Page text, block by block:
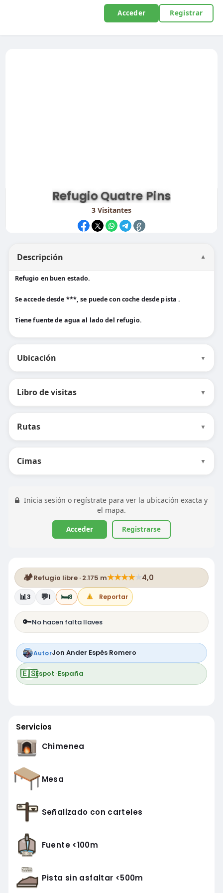
Acceder Registrar
Refugio Quatre Pins
3Visitantes
Descripción ▼
Refugio en buen estado.
Se accede desde ***, se puede con coche desde pista .
Tiene fuente de agua al lado del refugio.
Ubicación ▼
Libro de visitas ▼
Rutas ▼
Cimas ▼
Inicia sesión o regístrate para ver la ubicación exacta y
el mapa.
Acceder Registrarse
🏕️Refugio libre · 2.175 m★★★★★4,0
📊3 💬1 🛏️8 Reportar
🔑No hacen falta llaves
AutorJon Ander Espés Romero
🇪🇸Espot ·España
Servicios
Chimenea
Mesa
Señalizado con carteles
Fuente <100m
Pista sin asfaltar <500m